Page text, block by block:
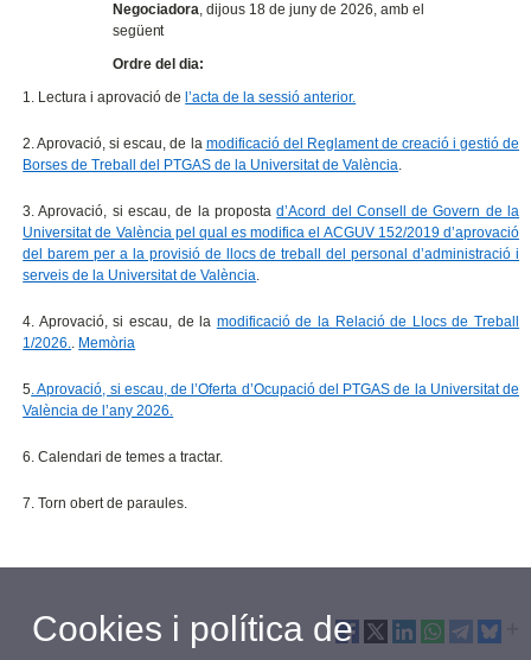
Negociadora, dijous 18 de juny de 2026, amb el
següent
Ordre del dia:
1. Lectura i aprovació de l’acta de la sessió anterior.
2. Aprovació, si escau, de la modificació del Reglament de creació i gestió de
Borses de Treball del PTGAS de la Universitat de València.
3. Aprovació, si escau, de la propostad’Acord del Consell de Govern de la
Universitat de València pel qual es modifica el ACGUV 152/2019 d’aprovació
del barem per a la provisió de llocs de treball del personal d’administració i
serveis de la Universitat de València.
4. Aprovació, si escau, de la modificació de la Relació de Llocs de Treball
1/2026.. Memòria
5. Aprovació, si escau, de l’Oferta d’Ocupació del PTGAS de la Universitat de
València de l’any 2026.
6. Calendari de temes a tractar.
7. Torn obert de paraules.
Cookies i política de